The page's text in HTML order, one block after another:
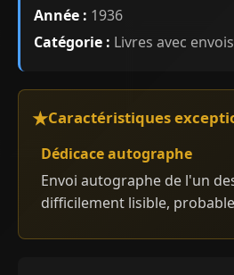
Année : 1936
Catégorie : Livres avec
Caractéristiques
Dédicace autographe
Envoi autographe de l'un
difficilement lisible,